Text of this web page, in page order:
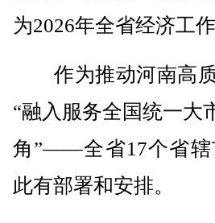
为2026年全省经济工
作为推动河南高质
“融入服务全国统一大
角”——全省17个省辖
此有部署和安排。